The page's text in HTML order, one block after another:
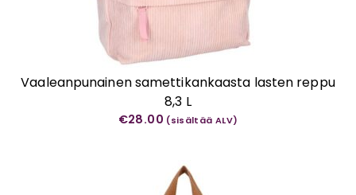
Vaaleanpunainen samettikankaasta lasten reppu
8,3 L
€28.00 (sisältää ALV)